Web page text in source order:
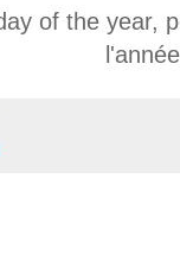
of the year,